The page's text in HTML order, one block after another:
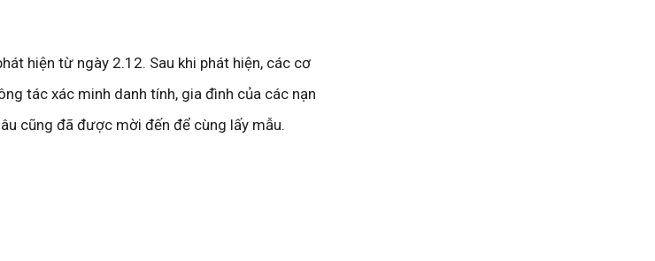
hiện từ ngày 2.12. Sau khi phát hiện, các cơ
tác xác minh danh tính, gia đình của các nạn
cũng đã được mời đến để cùng lấy mẫu.